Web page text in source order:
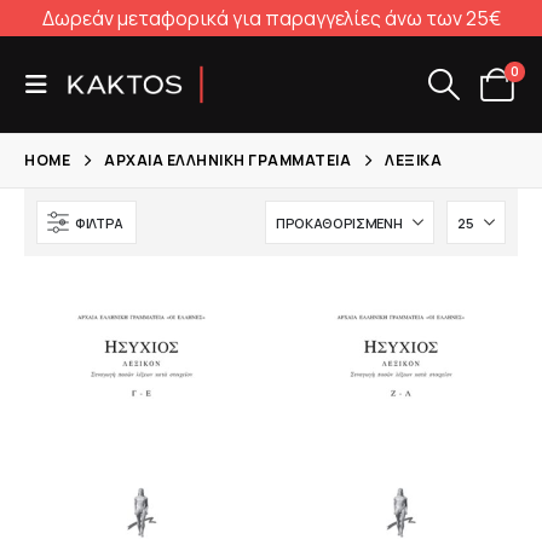
Δωρεάν μεταφορικά για παραγγελίες άνω των 25€
0
HOME ΑΡΧΑΊΑ ΕΛΛΗΝΙΚΉ ΓΡΑΜΜΑΤΕΊΑ ΛΕΞΙΚΆ
ΦΊΛΤΡΑ